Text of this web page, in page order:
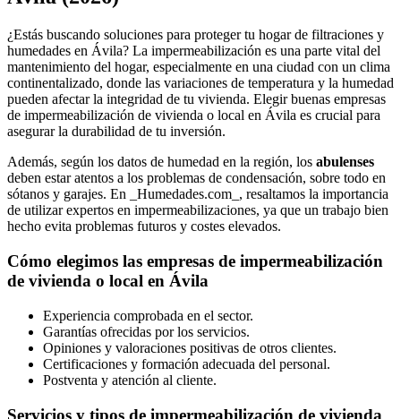
¿Estás buscando soluciones para proteger tu hogar de filtraciones y
humedades en Ávila? La impermeabilización es una parte vital del
mantenimiento del hogar, especialmente en una ciudad con un clima
continentalizado, donde las variaciones de temperatura y la humedad
pueden afectar la integridad de tu vivienda. Elegir buenas empresas
de impermeabilización de vivienda o local en Ávila es crucial para
asegurar la durabilidad de tu inversión.
Además, según los datos de humedad en la región, los abulenses
deben estar atentos a los problemas de condensación, sobre todo en
sótanos y garajes. En _Humedades.com_, resaltamos la importancia
de utilizar expertos en impermeabilizaciones, ya que un trabajo bien
hecho evita problemas futuros y costes elevados.
Cómo elegimos las empresas de impermeabilización
de vivienda o local en Ávila
Experiencia comprobada en el sector.
Garantías ofrecidas por los servicios.
Opiniones y valoraciones positivas de otros clientes.
Certificaciones y formación adecuada del personal.
Postventa y atención al cliente.
Servicios y tipos de impermeabilización de vivienda